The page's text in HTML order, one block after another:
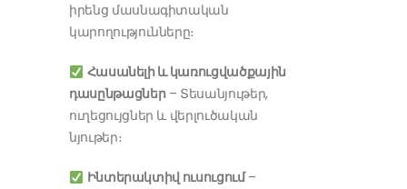
իրենց մասնագիտական
կարողությունները։
Հասանելի և կառուցվածքային
դասընթացներ– Տեսանյութեր,
ուղեցույցներ և վերլուծական
նյութեր։
Ինտերակտիվ ուսուցում–